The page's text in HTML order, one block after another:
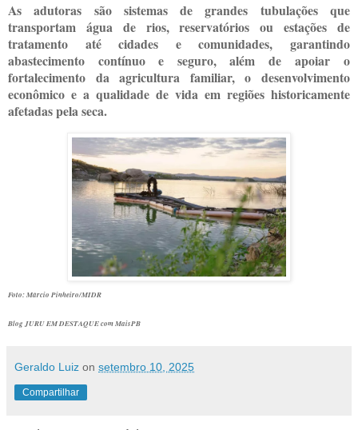
As adutoras são sistemas de grandes tubulações que
transportam água de rios, reservatórios ou estações de
tratamento até cidades e comunidades, garantindo
abastecimento contínuo e seguro, além de apoiar o
fortalecimento da agricultura familiar, o desenvolvimento
econômico e a qualidade de vida em regiões historicamente
afetadas pela seca.
Foto: Márcio Pinheiro/MIDR
Blog JURU EM DESTAQUE com MaisPB
Geraldo Luiz on setembro 10, 2025
Compartilhar